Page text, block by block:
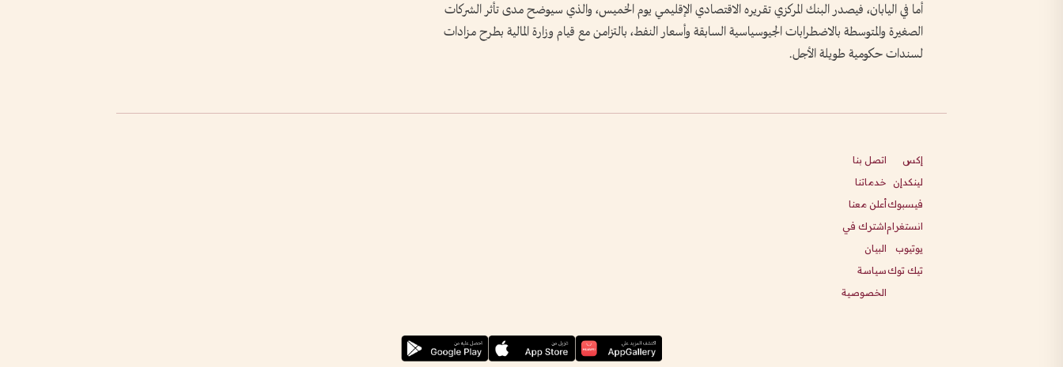
أما في اليابان، فيصدر البنك المركزي تقريره الاقتصادي الإقليمي يوم الخميس، والذي سيوضح مدى تأثر الشركات
الصغيرة والمتوسطة بالاضطرابات الجيوسياسية السابقة وأسعار النفط، بالتزامن مع قيام وزارة المالية بطرح مزادات
لسندات حكومية طويلة الأجل.
إكس
لينكدإن
فيسبوك
انستغرام
يوتيوب
تيك توك
اتصل بنا
خدماتنا
أعلن معنا
اشترك في
البيان
سياسة
الخصوصية